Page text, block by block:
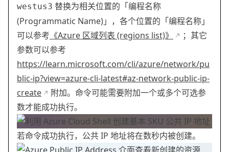
westus3 替换为相关位置的「编程名称
(Programmatic Name)」，各个位置的「编程名称」
可以参考 《Azure 区域列表 (regions list)》
；其它
参数可以参考
https://learn.microsoft.com/cli/azure/network/pu
blic-ip?view=azure-cli-latest#az-network-public-ip-
create
附加。命令可能需要附加一个或多个可选参
数才能成功执行。
若命令成功执行，公共 IP 地址将在数秒内被创建。